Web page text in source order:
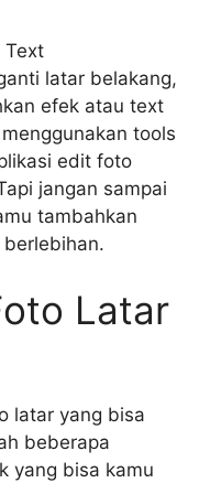
Text
latar belakang,
efek atau text
tools
edit foto
jangan sampai
tambahkan
Latar
latar yang bisa
beberapa
yang bisa kamu